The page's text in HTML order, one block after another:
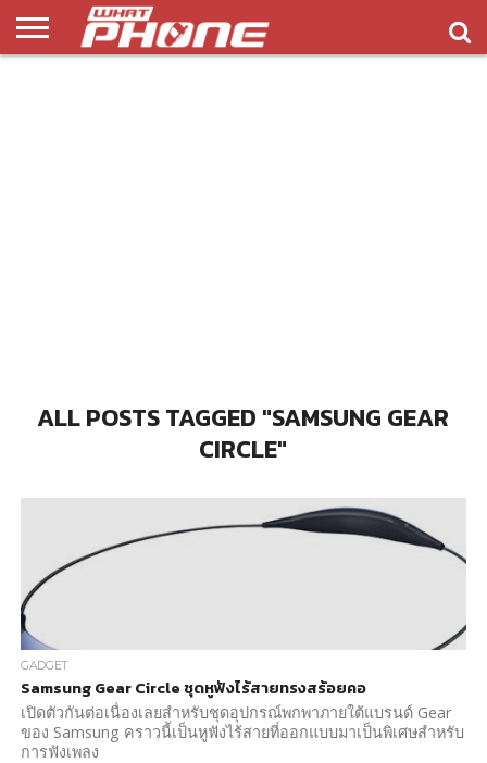
ALL POSTS TAGGED "SAMSUNG GEAR
CIRCLE"
GADGET
Samsung Gear Circle ชุดหูฟังไร้สายทรงสร้อยคอ
เปิดตัวกันต่อเนื่องเลยสำหรับชุดอุปกรณ์พกพาภายใต้แบรนด์ Gear
ของ Samsung คราวนี้เป็นหูฟังไร้สายที่ออกแบบมาเป็นพิเศษสำหรับ
การฟังเพลง